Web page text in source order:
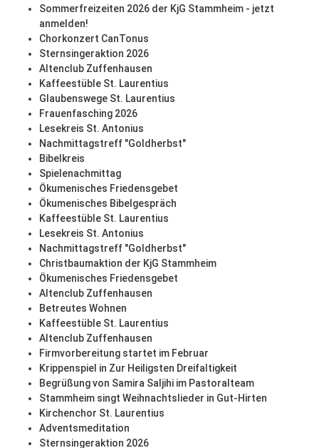
Sommerfreizeiten 2026 der KjG Stammheim - jetzt
anmelden!
Chorkonzert CanTonus
Sternsingeraktion 2026
Altenclub Zuffenhausen
Kaffeestüble St. Laurentius
Glaubenswege St. Laurentius
Frauenfasching 2026
Lesekreis St. Antonius
Nachmittagstreff "Goldherbst"
Bibelkreis
Spielenachmittag
Ökumenisches Friedensgebet
Ökumenisches Bibelgespräch
Kaffeestüble St. Laurentius
Lesekreis St. Antonius
Nachmittagstreff "Goldherbst"
Christbaumaktion der KjG Stammheim
Ökumenisches Friedensgebet
Altenclub Zuffenhausen
Betreutes Wohnen
Kaffeestüble St. Laurentius
Altenclub Zuffenhausen
Firmvorbereitung startet im Februar
Krippenspiel in Zur Heiligsten Dreifaltigkeit
Begrüßung von Samira Saljihi im Pastoralteam
Stammheim singt Weihnachtslieder in Gut-Hirten
Kirchenchor St. Laurentius
Adventsmeditation
Sternsingeraktion 2026